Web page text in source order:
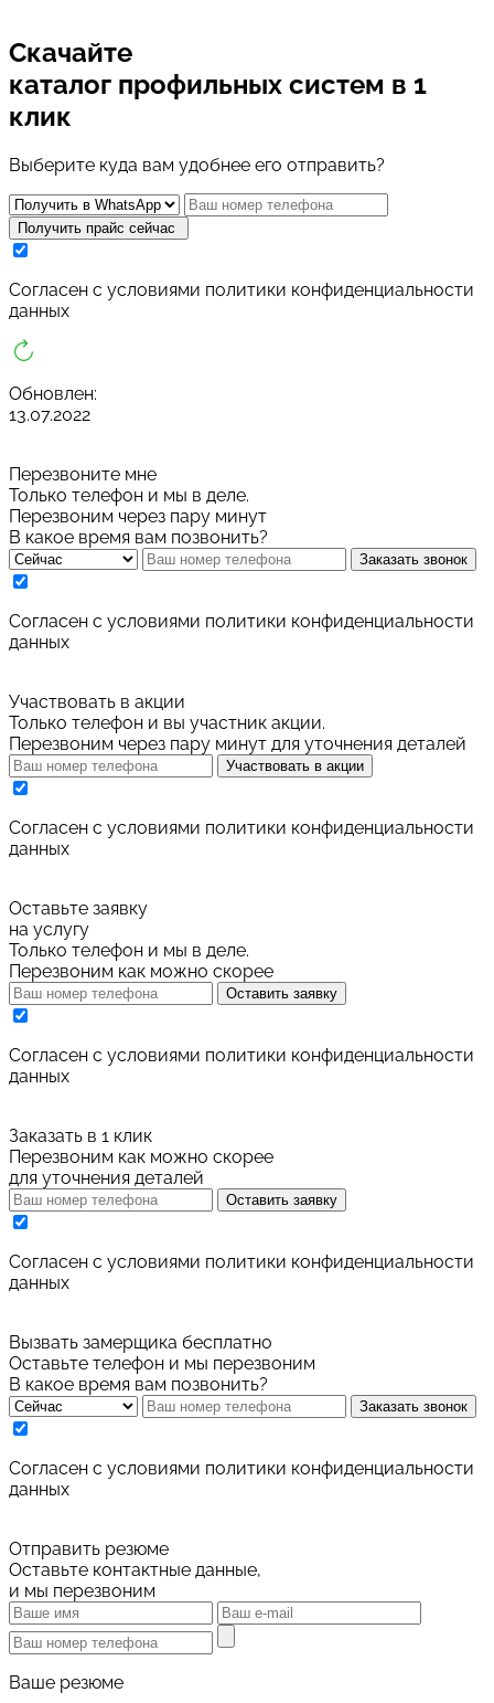
Скачайте
каталог профильных систем в 1
клик
Выберите куда вам удобнее его отправить?
Получить прайс сейчас
Cогласен с условиями политики конфиденциальности
данных
Обновлен:
13.07.2022
Перезвоните мне
Только телефон и мы в деле.
Перезвоним через пару минут
В какое время вам позвонить?
Заказать звонок
Cогласен с условиями политики конфиденциальности
данных
Участвовать в акции
Только телефон и вы участник акции.
Перезвоним через пару минут для уточнения деталей
Участвовать в акции
Cогласен с условиями политики конфиденциальности
данных
Оставьте заявку
на услугу
Только телефон и мы в деле.
Перезвоним как можно скорее
Оставить заявку
Cогласен с условиями политики конфиденциальности
данных
Заказать в 1 клик
Перезвоним как можно скорее
для уточнения деталей
Оставить заявку
Cогласен с условиями политики конфиденциальности
данных
Вызвать замерщика бесплатно
Оставьте телефон и мы перезвоним
В какое время вам позвонить?
Заказать звонок
Cогласен с условиями политики конфиденциальности
данных
Отправить резюме
Оставьте контактные данные,
и мы перезвоним
Ваше резюме